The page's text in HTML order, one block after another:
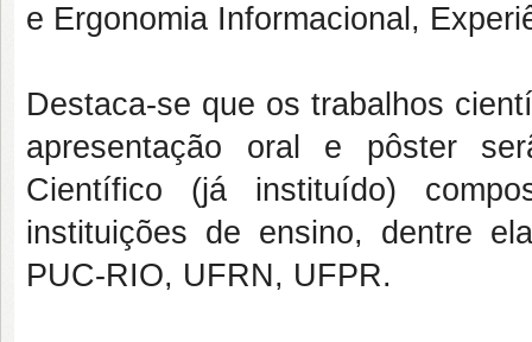
e Ergonomia Informacional,
Destaca-se que os trabalhos
apresentação oral e pôster
Científico (já instituído)
instituições de ensino, dentre
PUC-RIO, UFRN, UFPR.